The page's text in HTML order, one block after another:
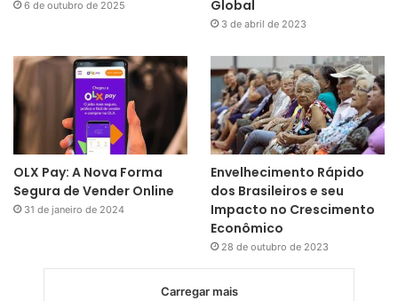
6 de outubro de 2025
Global
3 de abril de 2023
OLX Pay: A Nova Forma
Segura de Vender Online
31 de janeiro de 2024
Envelhecimento Rápido
dos Brasileiros e seu
Impacto no Crescimento
Econômico
28 de outubro de 2023
Carregar mais